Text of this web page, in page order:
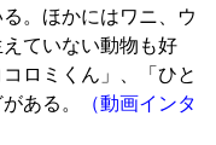
。ほかにはワニ、ウ
ていない動物も好
ロミくん」、「ひと
ある。
（動画インタ